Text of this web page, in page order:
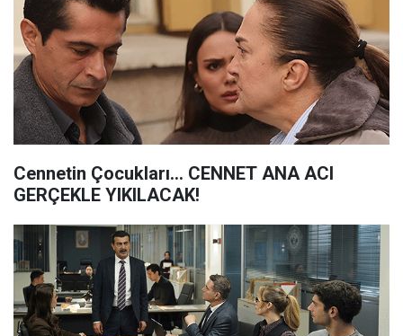
Cennetin Çocukları... CENNET ANA ACI
GERÇEKLE YIKILACAK!